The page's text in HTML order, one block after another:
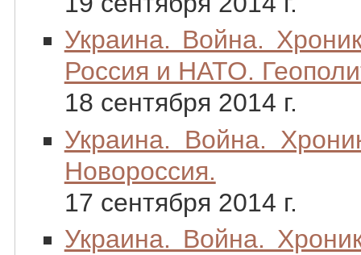
Украина. Война.
Россия и НАТО.
18 сентября 2014 г.
Украина. Война.
Новороссия.
17 сентября 2014 г.
Украина. Война.